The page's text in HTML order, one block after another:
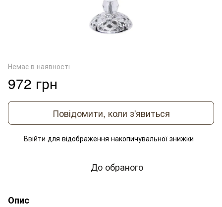
Немає в наявності
972 грн
Повідомити, коли з'явиться
Ввійти для відображення накопичувальної знижки
До обраного
Опис